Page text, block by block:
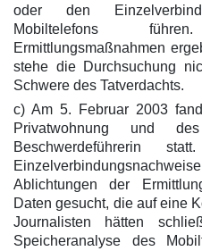
oder den
Mobiltelefons
Ermittlungsmaßnahmen
stehe die Durchsuchung
Schwere des Tatverdachts.
c) Am 5. Februar 2003
Privatwohnung und
Beschwerdeführerin
Ablichtungen der
Daten gesucht, die auf eine
Journalisten hätten
Speicheranalyse des